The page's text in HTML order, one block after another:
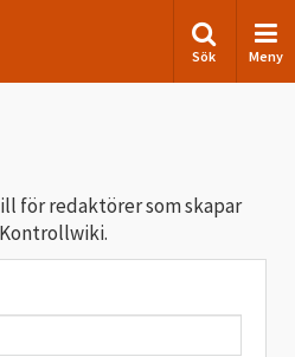
Sök Meny
för redaktörer som skapar